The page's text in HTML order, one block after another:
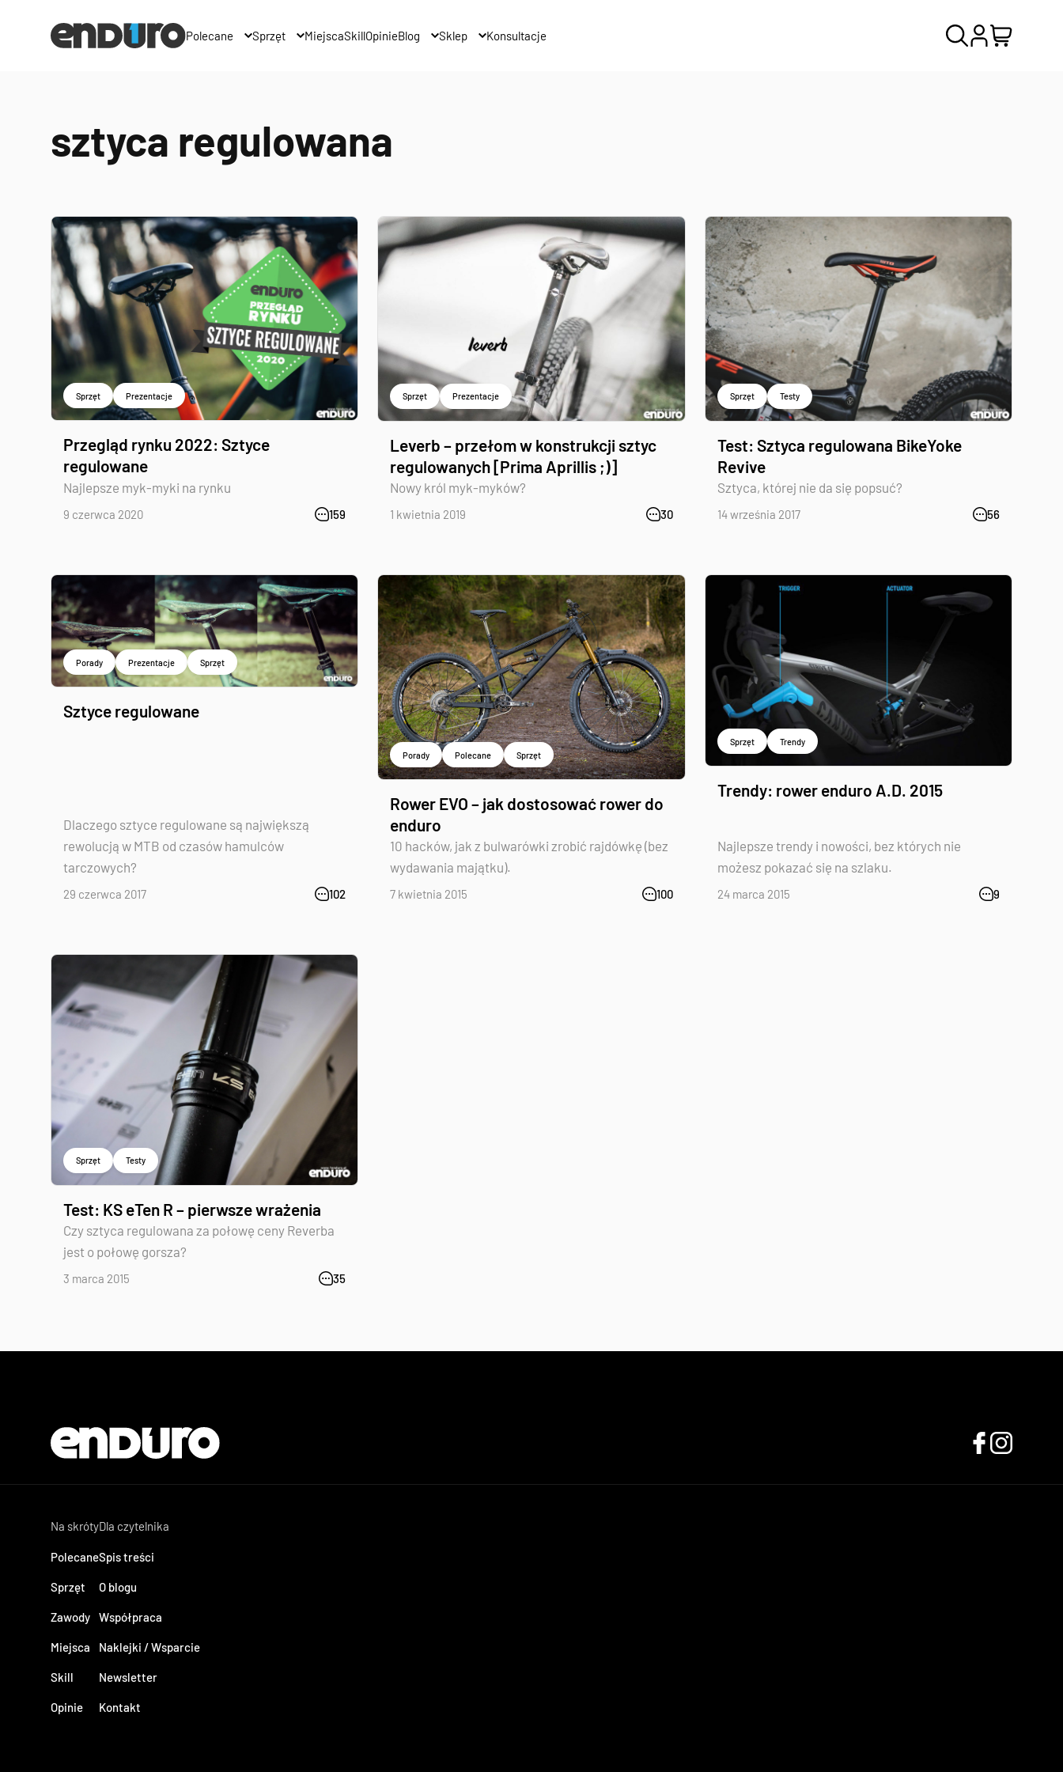
Polecane Sprzęt MiejscaSkillOpinieBlog Sklep Konsultacje
sztyca regulowana
Sprzęt Prezentacje
Przegląd rynku 2022: Sztyce
regulowane
Najlepsze myk-myki na rynku
9 czerwca 2020 159
Sprzęt Prezentacje
Leverb – przełom w konstrukcji sztyc
regulowanych [Prima Aprillis ;)]
Nowy król myk-myków?
1 kwietnia 2019 30
Sprzęt Testy
Test: Sztyca regulowana BikeYoke
Revive
Sztyca, której nie da się popsuć?
14 września 2017 56
Porady Prezentacje Sprzęt
Sztyce regulowane
Dlaczego sztyce regulowane są największą
rewolucją w MTB od czasów hamulców
tarczowych?
29 czerwca 2017 102
Porady Polecane Sprzęt
Rower EVO – jak dostosować rower do
enduro
10 hacków, jak z bulwarówki zrobić rajdówkę (bez
wydawania majątku).
7 kwietnia 2015 100
Sprzęt Trendy
Trendy: rower enduro A.D. 2015
Najlepsze trendy i nowości, bez których nie
możesz pokazać się na szlaku.
24 marca 2015 9
Sprzęt Testy
Test: KS eTen R – pierwsze wrażenia
Czy sztyca regulowana za połowę ceny Reverba
jest o połowę gorsza?
3 marca 2015 35
Na skróty
Polecane
Sprzęt
Zawody
Miejsca
Skill
Opinie
Dla czytelnika
Spis treści
O blogu
Współpraca
Naklejki / Wsparcie
Newsletter
Kontakt